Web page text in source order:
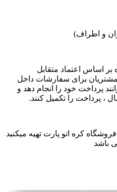
و اطراف)
بر اساس اعتماد متقابل
برای سفارشات داخل
پرداخت خود را انجام دهد و
، پرداخت را تکمیل کنند.
کره اتو پارت تهیه میکنید
باشد